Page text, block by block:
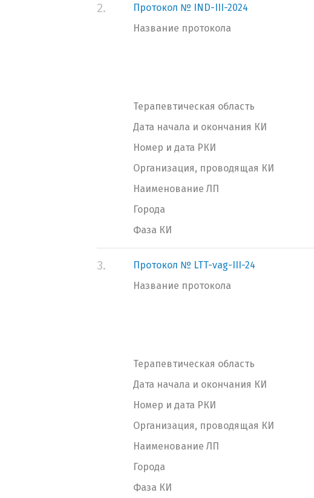
2.
Протокол № IND-III-2024
Название протокола
Терапевтическая область
Дата начала и окончания КИ
Номер и дата РКИ
Организация, проводящая КИ
Наименование ЛП
Города
Фаза КИ
3.
Протокол № LTT-vag-III-24
Название протокола
Терапевтическая область
Дата начала и окончания КИ
Номер и дата РКИ
Организация, проводящая КИ
Наименование ЛП
Города
Фаза КИ